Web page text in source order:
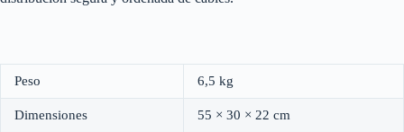
Peso 6,5 kg
Dimensiones 55 × 30 × 22 cm